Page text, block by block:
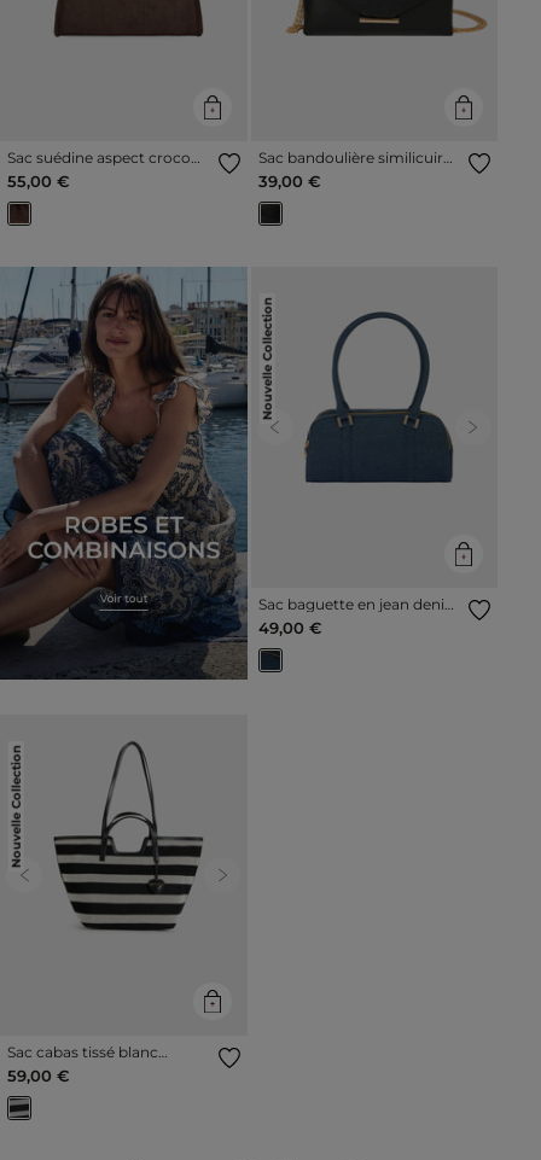
Sac suédine aspect croco
marron foncé femme
55,00 €
Sac bandoulière similicuir
noir femme
39,00 €
Nouvelle Collection
Previous Next
Sac baguette en jean denim
stone femme
49,00 €
Nouvelle Collection
Previous Next
Sac cabas tissé blanc
femme
59,00 €